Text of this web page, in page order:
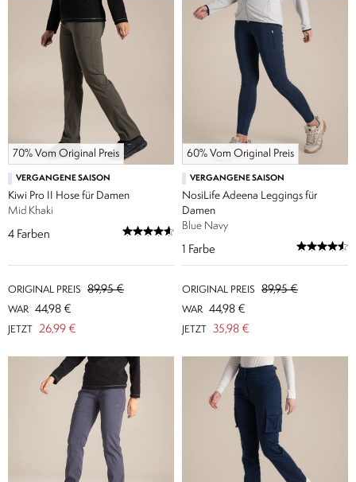
70% Vom Original Preis
VERGANGENE SAISON
Kiwi Pro II Hose für Damen
Mid Khaki
4 Farben
ORIGINAL PREIS 89,95 €
WAR 44,98 €
JETZT 26,99 €
60% Vom Original Preis
VERGANGENE SAISON
NosiLife Adeena Leggings für
Damen
Blue Navy
1 Farbe
ORIGINAL PREIS 89,95 €
WAR 44,98 €
JETZT 35,98 €